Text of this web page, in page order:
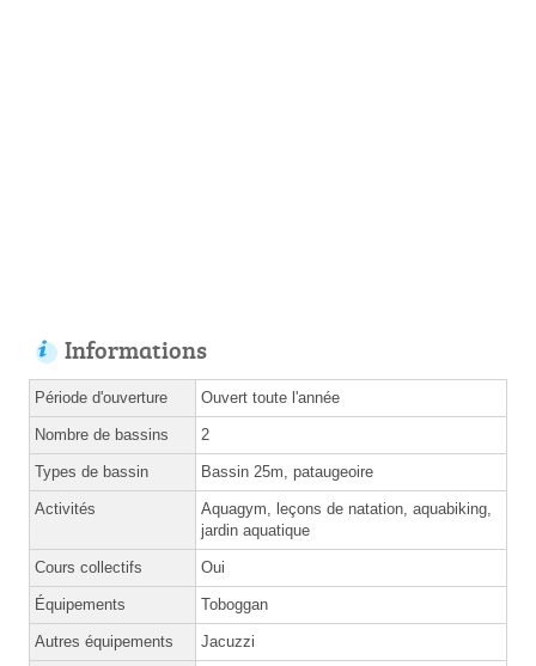
Informations
Période d'ouverture Ouvert toute l'année
Nombre de bassins 2
Types de bassin Bassin 25m, pataugeoire
Activités
Aquagym, leçons de natation, aquabiking,
jardin aquatique
Cours collectifs Oui
Équipements Toboggan
Autres équipements Jacuzzi